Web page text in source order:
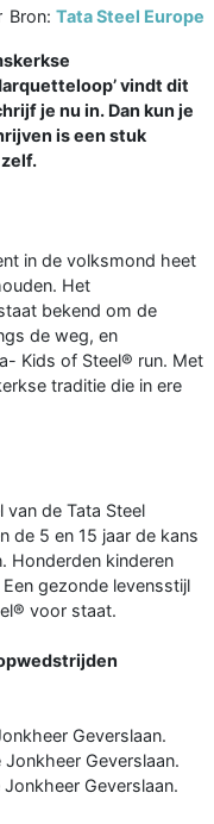
Bron: Tata Steel Europe
vindt dit
je nu in. Dan kun je
is een stuk
in de volksmond heet
Het
bekend om de
de weg, en
Kids of Steel® run. Met
traditie die in ere
van de Tata Steel
de 5 en 15 jaar de kans
Honderden kinderen
gezonde levensstijl
voor staat.
Geverslaan.
Geverslaan.
Geverslaan.